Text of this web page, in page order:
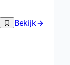
Bekijk